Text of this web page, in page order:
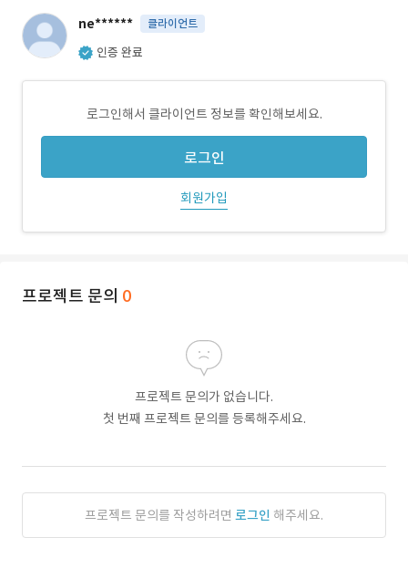
ne****** 클라이언트
인증 완료
로그인해서 클라이언트 정보를 확인해보세요.
로그인
회원가입
프로젝트 문의 0
프로젝트 문의가 없습니다.
첫 번째 프로젝트 문의를 등록해주세요.
프로젝트 문의를 작성하려면 로그인 해주세요.